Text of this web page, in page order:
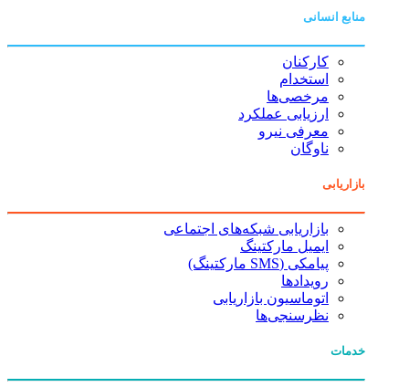
منابع انسانی
کارکنان
استخدام
مرخصی‌ها
ارزیابی عملکرد
معرفی نیرو
ناوگان
بازاریابی
بازاریابی شبکه‌های اجتماعی
ایمیل مارکتینگ
پیامکی (SMS مارکتینگ)
رویدادها
اتوماسیون بازاریابی
نظرسنجی‌ها
خدمات